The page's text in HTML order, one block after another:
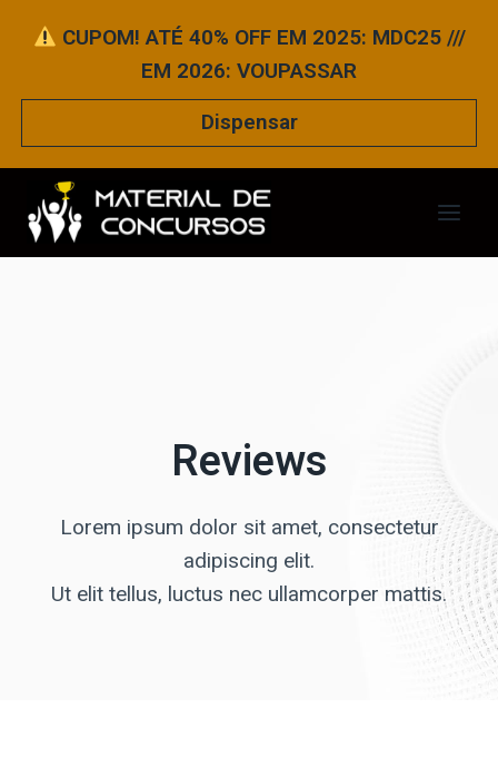
para
CUPOM! ATÉ 40% OFF EM 2025: MDC25 ///
EM 2026: VOUPASSAR
Dispensar
Reviews
Lorem ipsum dolor sit amet, consectetur
adipiscing elit.
Ut elit tellus, luctus nec ullamcorper mattis.